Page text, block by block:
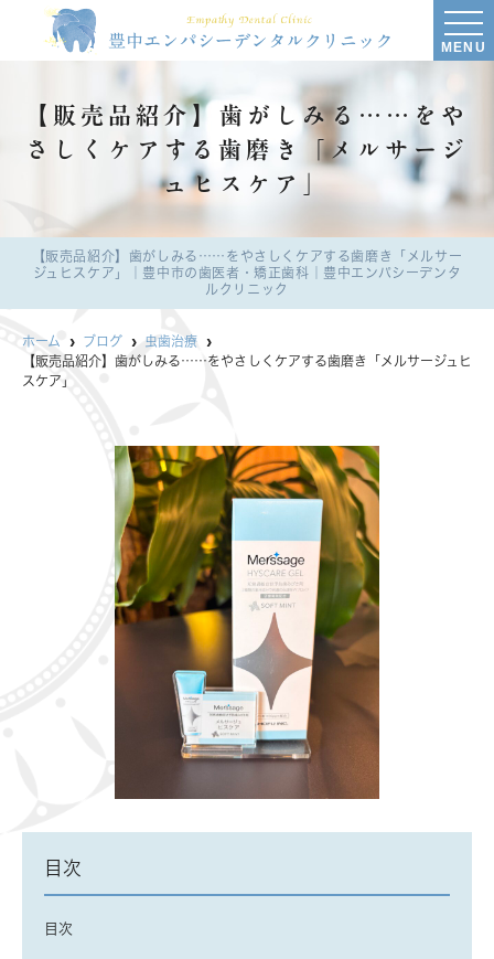
MENU
【販売品紹介】歯がしみる……をや
さしくケアする歯磨き「メルサージ
ュヒスケア」
【販売品紹介】歯がしみる……をやさしくケアする歯磨き「メルサー
ジュヒスケア」｜豊中市の歯医者・矯正歯科｜豊中エンパシーデンタ
ルクリニック
ホーム ブログ
虫歯治療
【販売品紹介】歯がしみる……をやさしくケアする歯磨き「メルサージュヒ
スケア」
目次
目次